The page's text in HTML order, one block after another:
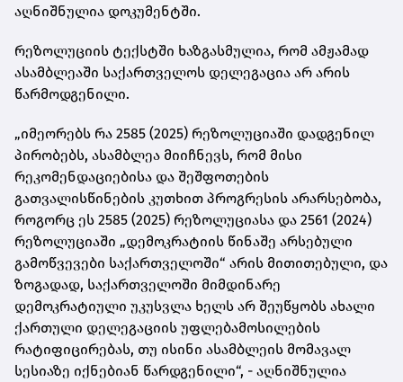
აღნიშნულია დოკუმენტში.
რეზოლუციის ტექსტში ხაზგასმულია, რომ ამჟამად
ასამბლეაში საქართველოს დელეგაცია არ არის
წარმოდგენილი.
„იმეორებს რა 2585 (2025) რეზოლუციაში დადგენილ
პირობებს, ასამბლეა მიიჩნევს, რომ მისი
რეკომენდაციებისა და შეშფოთების
გათვალისწინების კუთხით პროგრესის არარსებობა,
როგორც ეს 2585 (2025) რეზოლუციასა და 2561 (2024)
რეზოლუციაში „დემოკრატიის წინაშე არსებული
გამოწვევები საქართველოში“ არის მითითებული, და
ზოგადად, საქართველოში მიმდინარე
დემოკრატიული უკუსვლა ხელს არ შეუწყობს ახალი
ქართული დელეგაციის უფლებამოსილების
რატიფიცირებას, თუ ისინი ასამბლეის მომავალ
სესიაზე იქნებიან წარდგენილი“, - აღნიშნულია